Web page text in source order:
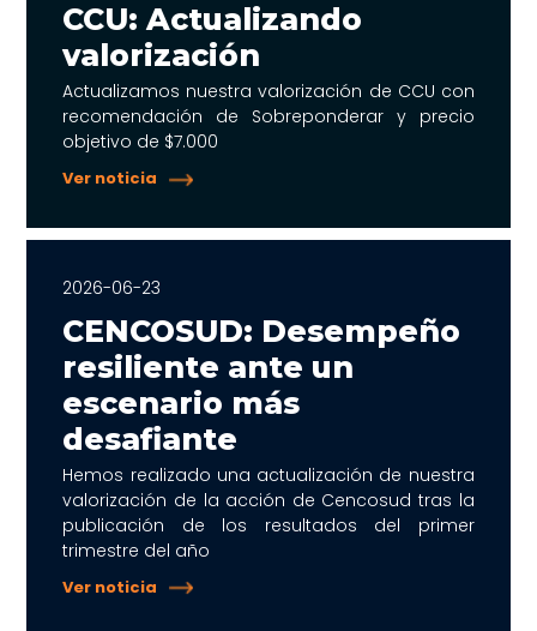
CCU: Actualizando
valorización
Actualizamos nuestra valorización de CCU con
recomendación de Sobreponderar y precio
objetivo de $7.000
Ver noticia
2026-06-23
CENCOSUD: Desempeño
resiliente ante un
escenario más
desafiante
Hemos realizado una actualización de nuestra
valorización de la acción de Cencosud tras la
publicación de los resultados del primer
trimestre del año
Ver noticia